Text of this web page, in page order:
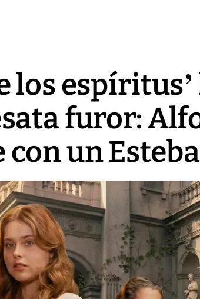
los
furor:
con un
Video, Japón:
deja heridos y
daños en